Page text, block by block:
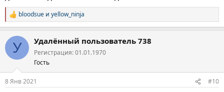
Р
е
к
и
:
bloodsue и yellow_ninja
У Удалённый пользователь 738
Регистрация: 01.01.1970
Гость
8 Янв 2021 #10